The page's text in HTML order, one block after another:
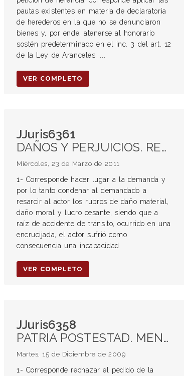
pautas existentes en materia de declaratoria
de herederos en la que no se denunciaron
bienes y, por ende, atenerse al honorario
sostén predeterminado en el inc. 3 del art. 12
de la Ley de Aranceles, ...
VER COMPLETO
JJuris6361
DAÑOS Y PERJUICIOS. RESPONSABILIDAD CIVIL. ACCIDENTES DE AUTOMOTORES.
Miércoles, 23 de Marzo de 2011
1- Corresponde hacer lugar a la demanda y
por lo tanto condenar al demandado a
resarcir al actor los rubros de daño material,
daño moral y lucro cesante, siendo que a
raíz de accidente de tránsito, ocurrido en una
encrucijada, el actor sufrió como
consecuencia una incapacidad
VER COMPLETO
JJuris6358
PATRIA POSTESTAD. MENORES. Autorización para salir del país.
Martes, 15 de Diciembre de 2009
1- Corresponde rechazar el pedido de la